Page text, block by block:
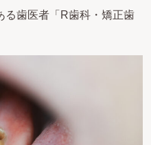
る歯医者「R歯科・矯正歯